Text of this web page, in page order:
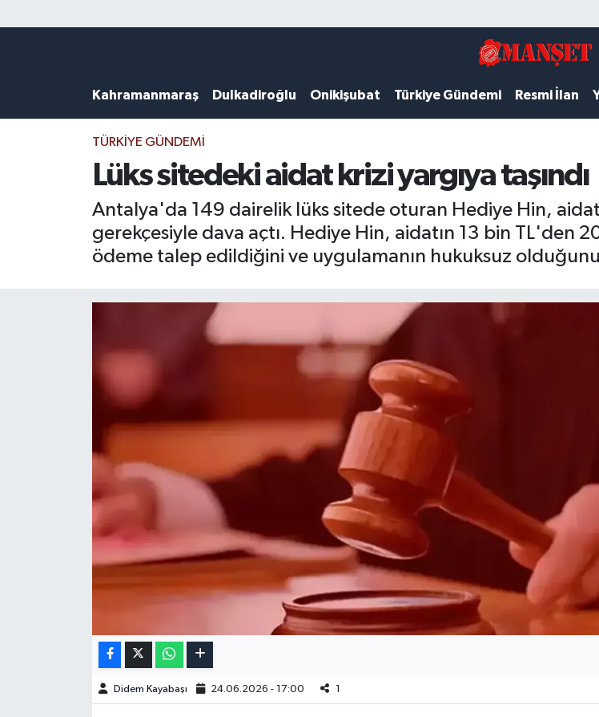
Kahramanmaraş Dulkadiroğlu Onikişubat Türkiye Gündemi Resmi İlan
TÜRKIYE GÜNDEMI
Lüks sitedeki aidat krizi yargıya taşındı
Antalya'da 149 dairelik lüks sitede oturan Hediye Hin, aidat
gerekçesiyle dava açtı. Hediye Hin, aidatın 13 bin TL'den
ödeme talep edildiğini ve uygulamanın hukuksuz
Didem Kayabaşı 24.06.2026 - 17:00 1
DULKADİROĞLU
KAHRAMANMARAŞ
ONİKİŞUBAT
Kahramanmaraş Hava Durumu
Kahramanmaraş Trafik Yoğunluk Haritası
Süper Lig Puan Durumu ve Fikstür
Tüm Manşetler
Son Dakika Haberleri
Haber Arşivi